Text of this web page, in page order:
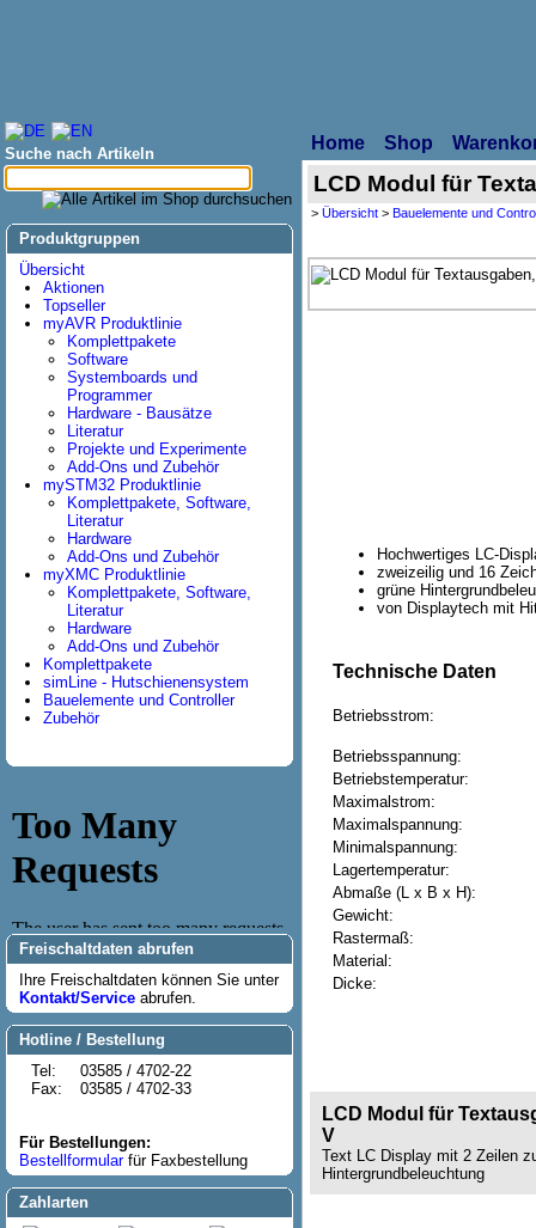
Suche nach Artikeln
Produktgruppen
Übersicht
Aktionen
Topseller
myAVR Produktlinie
Komplettpakete
Software
Systemboards und
Programmer
Hardware - Bausätze
Literatur
Projekte und Experimente
Add-Ons und Zubehör
mySTM32 Produktlinie
Komplettpakete, Software,
Literatur
Hardware
Add-Ons und Zubehör
myXMC Produktlinie
Komplettpakete, Software,
Literatur
Hardware
Add-Ons und Zubehör
Komplettpakete
simLine - Hutschienensystem
Bauelemente und Controller
Zubehör
Freischaltdaten abrufen
Ihre Freischaltdaten können Sie unter
Kontakt/Service abrufen.
Hotline / Bestellung
Tel:
Fax:
03585 / 4702-22
03585 / 4702-33
Für Bestellungen:
Bestellformularfür Faxbestellung
Zahlarten
Home Shop
LCD Modul für
> Übersicht > Bauelemente und
Hochwertiges LC-
zweizeilig und 16
grüne
von Displaytech mit
Technische Daten
Betriebsstrom:
Betriebsspannung:
Betriebstemperatur:
Maximalstrom:
Maximalspannung:
Minimalspannung:
Lagertemperatur:
Abmaße (L x B x H):
Gewicht:
Rastermaß:
Material:
Dicke:
LCD Modul für
V
Text LC Display mit 2 Zeilen
Hintergrundbeleuchtung